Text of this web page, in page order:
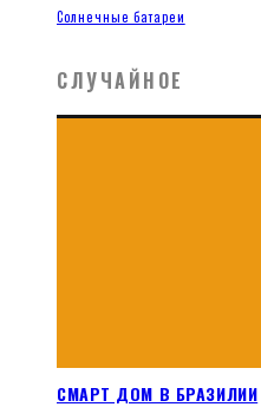
Солнечные батареи
СЛУЧАЙНОЕ
СМАРТ ДОМ В БРАЗИЛИИ